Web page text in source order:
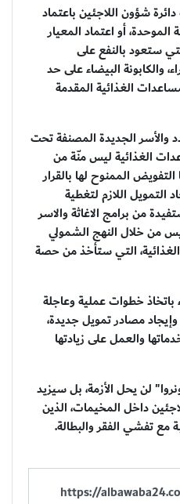
شؤون اللاجئين باعتماد
الموحدة، أو اعتماد المعيار
ستعود بالنفع على
والكابونة البيضاء على حد
الغذائية المقدمة
والأسر الجديدة المصنفة تحت
الغذائية ليس منّة من
الممنوح لها بالقرار
التمويل اللازم لتغطية
من برامج الاغاثة والاسر
من خلال النهج الشمولي
التي ستأخذ من حصة
باتخاذ خطوات عملية وعاجلة
وإيجاد مصادر تمويل جديدة،
والعمل على زيادتها
لن يحل الأزمة، بل سيزيد
داخل المخيمات، الذين
تفشي الفقر والبطالة.